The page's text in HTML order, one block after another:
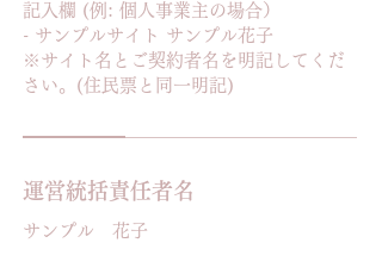
記入欄 (例: 個人事業主の場合）
- サンプルサイト サンプル花子
※サイト名とご契約者名を明記してくだ
さい。(住民票と同一明記)
運営統括責任者名
サンプル 花子